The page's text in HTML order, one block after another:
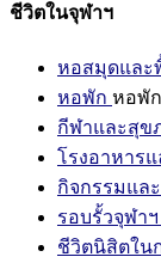
ชีวิตในจุฬาฯ
หอสมุดและ
หอพัก หอพัก
กีฬาและสุข
โรงอาหารแ
กิจกรรมแล
รอบรั้วจุฬาฯ
ชีวิตนิสิตใน